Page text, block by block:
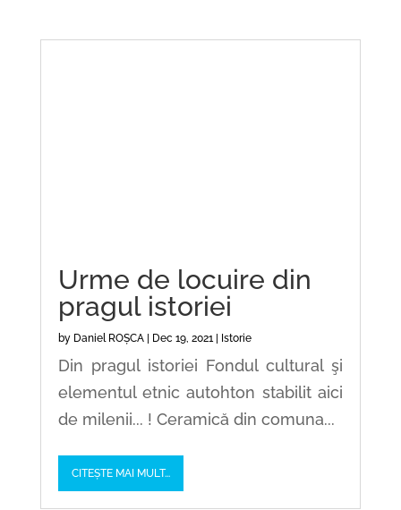
Urme de locuire din
pragul istoriei
by Daniel ROȘCA| Dec 19, 2021| Istorie
Din pragul istoriei Fondul cultural şi
elementul etnic autohton stabilit aici
de milenii... ! Ceramică din comuna...
CITEȘTE MAI MULT...